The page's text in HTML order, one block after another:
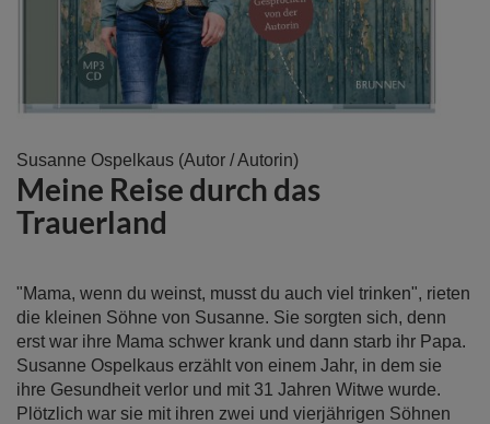
Susanne Ospelkaus (Autor / Autorin)
Meine Reise durch das
Trauerland
"Mama, wenn du weinst, musst du auch viel trinken", rieten
die kleinen Söhne von Susanne. Sie sorgten sich, denn
erst war ihre Mama schwer krank und dann starb ihr Papa.
Susanne Ospelkaus erzählt von einem Jahr, in dem sie
ihre Gesundheit verlor und mit 31 Jahren Witwe wurde.
Plötzlich war sie mit ihren zwei und vierjährigen Söhnen
Zum
Anfang
der
Bildergalerie